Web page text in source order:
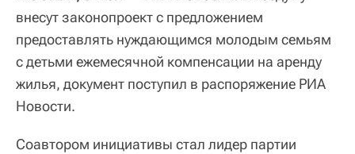
внесут законопроект с предложением
предоставлять нуждающимся молодым семьям
с детьми ежемесячной компенсации на аренду
жилья, документ поступил в распоряжение РИА
Новости.
Соавтором инициативы стал лидер партии